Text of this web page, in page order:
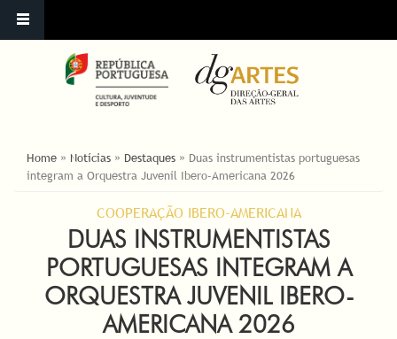
ESTÁ AQUI
Home » Notícias » Destaques » Duas instrumentistas portuguesas
integram a Orquestra Juvenil Ibero-Americana 2026
COOPERAÇÃO IBERO-AMERICANA
DUAS INSTRUMENTISTAS
PORTUGUESAS INTEGRAM A
ORQUESTRA JUVENIL IBERO-
AMERICANA 2026